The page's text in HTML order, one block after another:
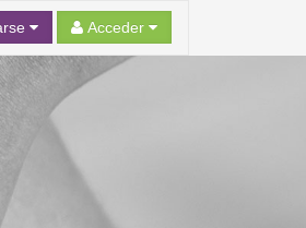
Acceder